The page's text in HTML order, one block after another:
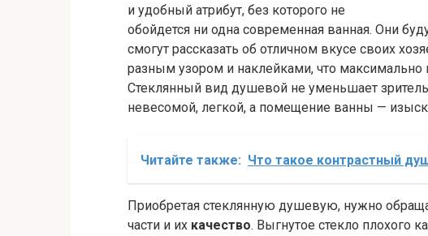
и удобный атрибут, без которого не
обойдется ни одна современная ванная. Они
смогут рассказать об отличном вкусе своих
разным узором и наклейками, что
Стеклянный вид душевой не уменьшает
невесомой, легкой, а помещение ванны —
Читайте также: Что такое контрастный
Приобретая стеклянную душевую, нужно
части и их качество. Выгнутое стекло плохого